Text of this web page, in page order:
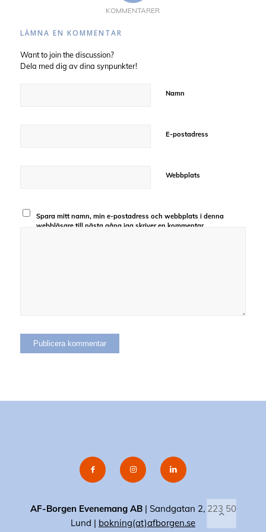
KOMMENTARER
LÄMNA EN KOMMENTAR
Want to join the discussion?
Dela med dig av dina synpunkter!
Namn
E-postadress
Webbplats
Spara mitt namn, min e-postadress och webbplats i denna
webbläsare till nästa gång jag skriver en kommentar.
AF-Borgen Evenemang AB| Sandgatan 2, 223 50
Lund | bokning(at)afborgen.se